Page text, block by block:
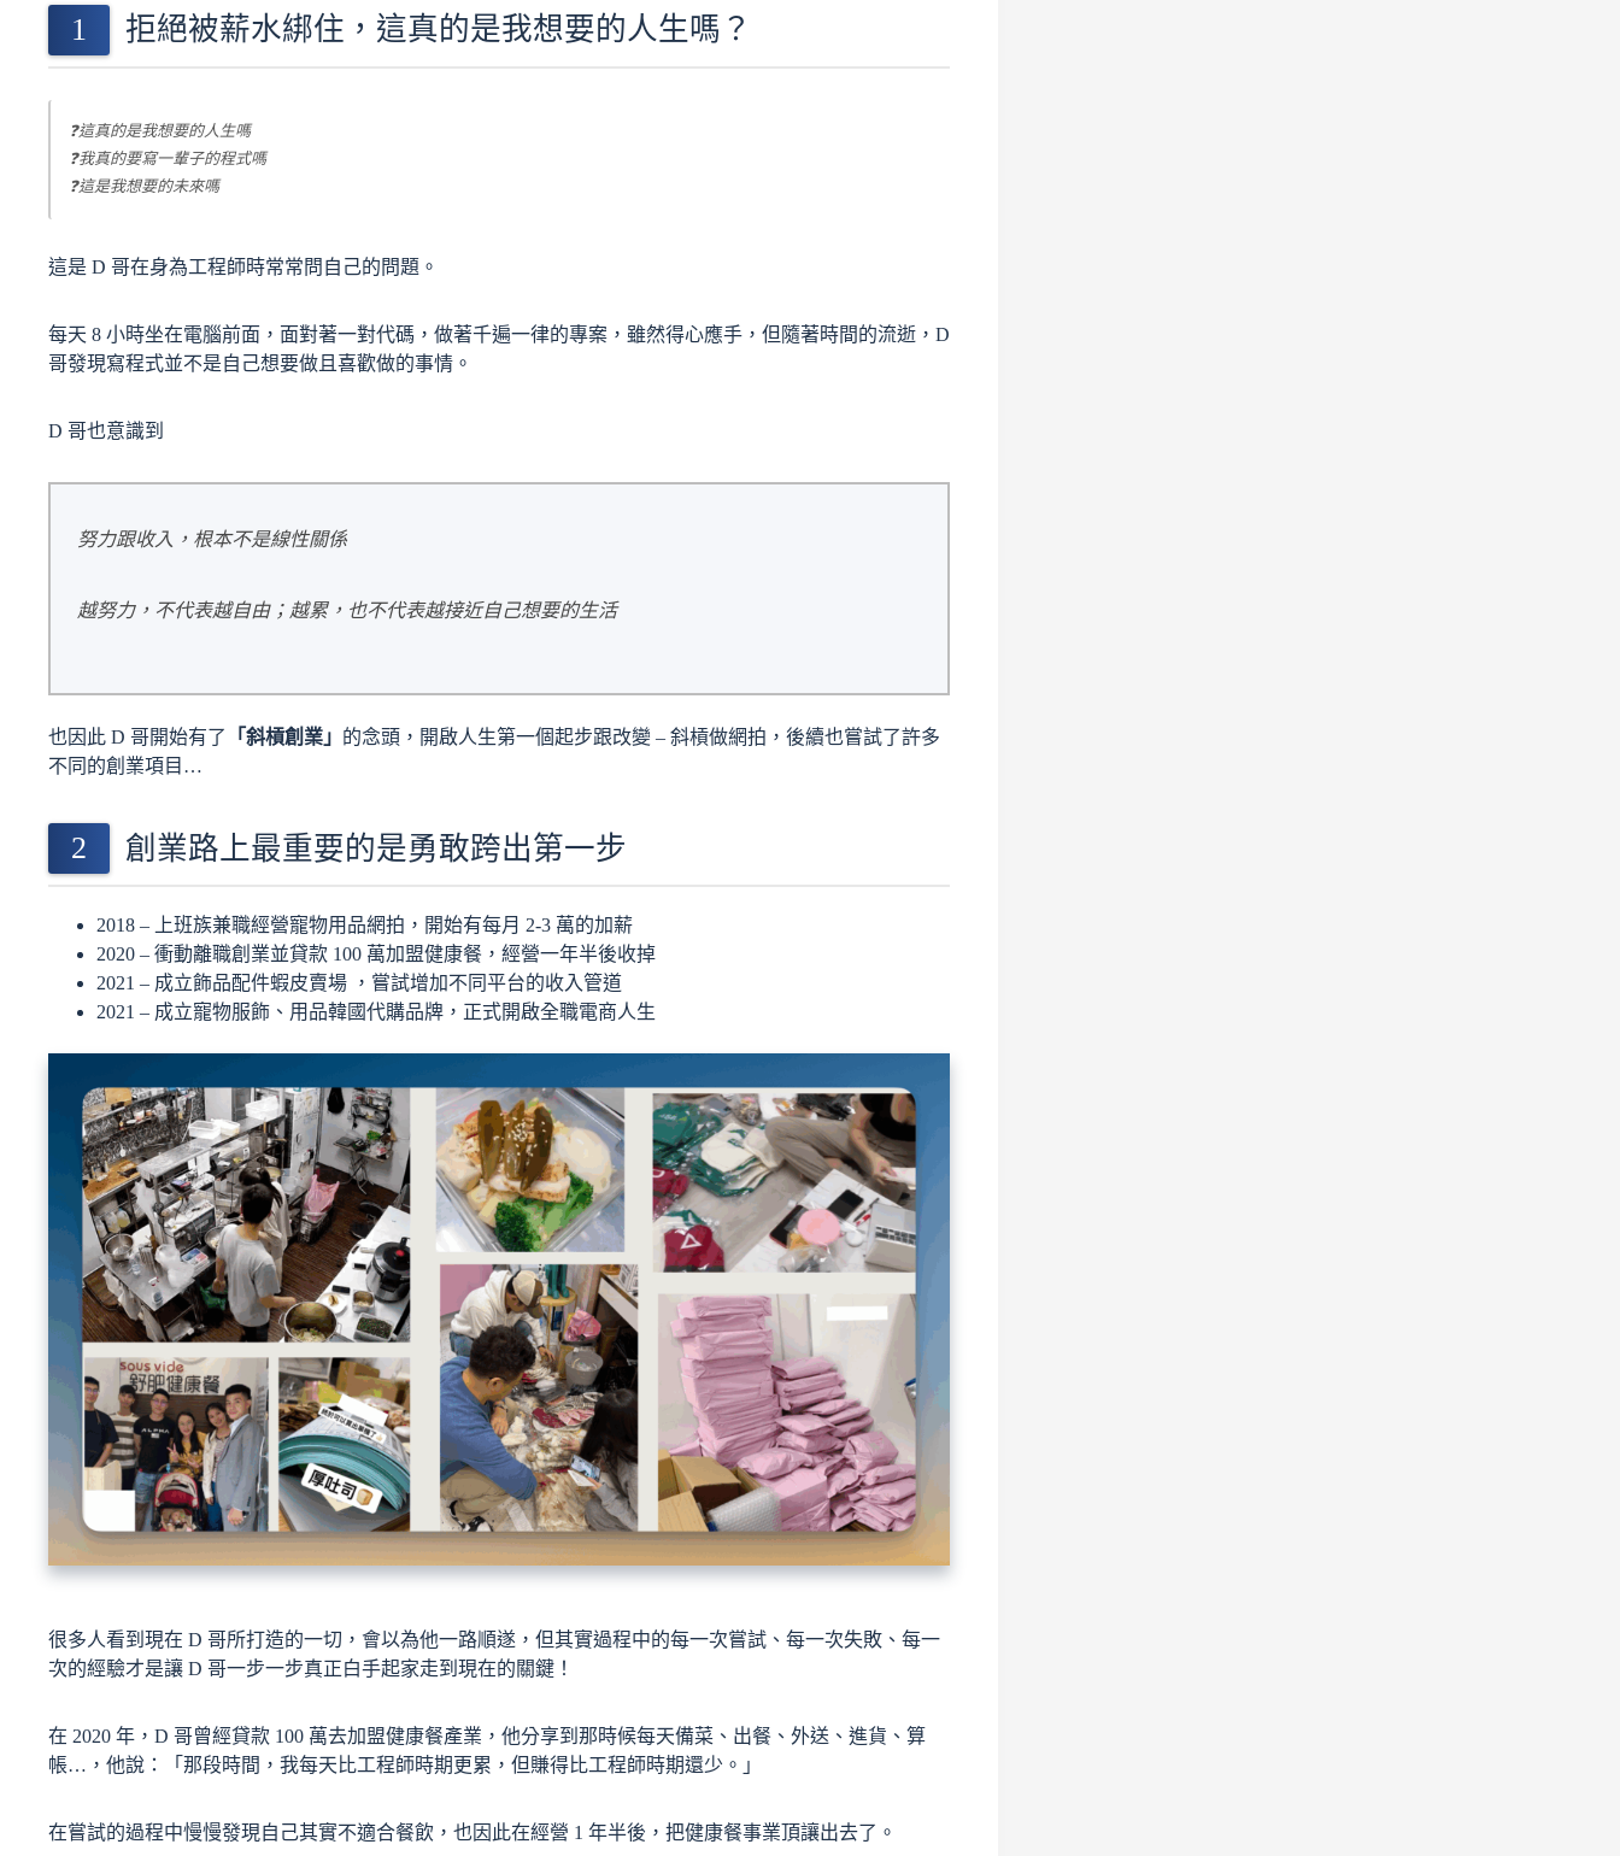
拒絕被薪水綁住，這真的是我想要的人生嗎？
❓這真的是我想要的人生嗎
❓我真的要寫一輩子的程式嗎
❓這是我想要的未來嗎
這是 D 哥在身為工程師時常常問自己的問題。
每天 8 小時坐在電腦前面，面對著一對代碼，做著千遍一律的專案，雖然得心應手，但隨著時間的流逝，D
哥發現寫程式並不是自己想要做且喜歡做的事情。
D 哥也意識到
努力跟收入，根本不是線性關係
越努力，不代表越自由；越累，也不代表越接近自己想要的生活
也因此 D 哥開始有了 「斜槓創業」 的念頭，開啟人生第一個起步跟改變 – 斜槓做網拍，後續也嘗試了許多
不同的創業項目…
創業路上最重要的是勇敢跨出第一步
2018 – 上班族兼職經營寵物用品網拍，開始有每月 2-3 萬的加薪
2020 – 衝動離職創業並貸款 100 萬加盟健康餐，經營一年半後收掉
2021 – 成立飾品配件蝦皮賣場 ，嘗試增加不同平台的收入管道
2021 – 成立寵物服飾、用品韓國代購品牌，正式開啟全職電商人生
很多人看到現在 D 哥所打造的一切，會以為他一路順遂，但其實過程中的每一次嘗試、每一次失敗、每一
次的經驗才是讓 D 哥一步一步真正白手起家走到現在的關鍵！
在 2020 年，D 哥曾經貸款 100 萬去加盟健康餐產業，他分享到那時候每天備菜、出餐、外送、進貨、算
帳…，他說：「那段時間，我每天比工程師時期更累，但賺得比工程師時期還少。」
在嘗試的過程中慢慢發現自己其實不適合餐飲，也因此在經營 1 年半後，把健康餐事業頂讓出去了。